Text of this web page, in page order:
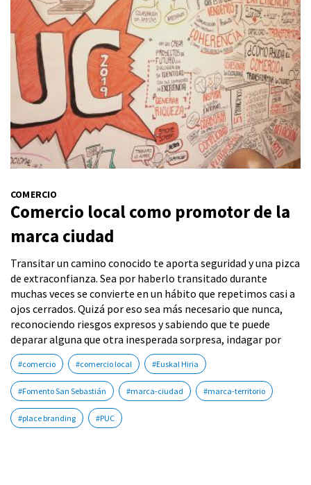
COMERCIO
Comercio local como promotor de la
marca ciudad
Transitar un camino conocido te aporta seguridad y una pizca
de extraconfianza. Sea por haberlo transitado durante
muchas veces se convierte en un hábito que repetimos casi a
ojos cerrados. Quizá por eso sea más necesario que nunca,
reconociendo riesgos expresos y sabiendo que te puede
deparar alguna que otra inesperada sorpresa, indagar por
#comercio #comercio local #Euskal Hiria
#Fomento San Sebastián #marca-ciudad #marca-territorio
#place branding #PUC